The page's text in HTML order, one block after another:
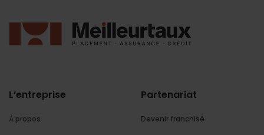
L’entreprise
À propos
Partenariat
Devenir franchisé